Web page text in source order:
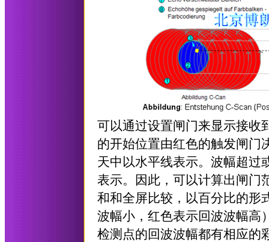
可以通过设置闸门来显示接收
的开始位置由红色的触发闸门
天中以水平线表示。波幅超过
表示。因此，可以计算出闸门
和和全屏比较，以百分比的形
波幅小，红色表示回波波幅高
检测点的回波波幅都有相应的